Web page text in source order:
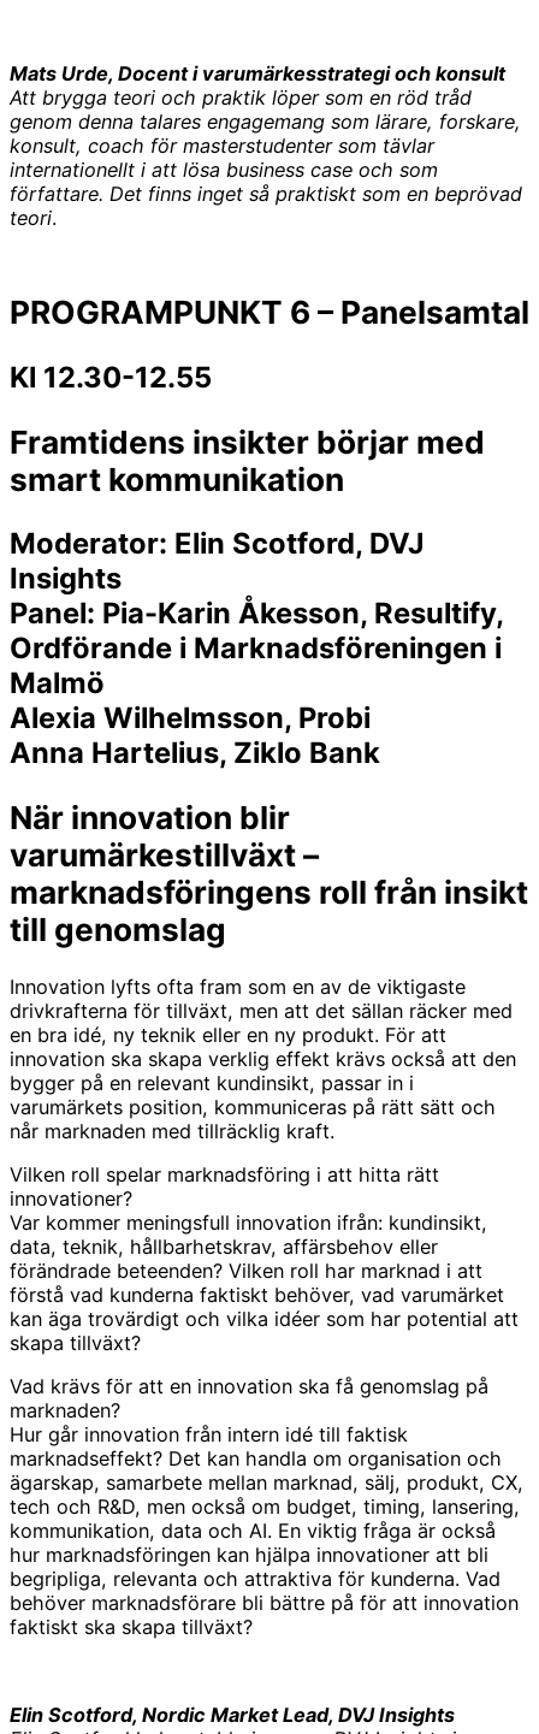
Mats Urde, Docent i varumärkesstrategi och konsult
Att brygga teori och praktik löper som en röd tråd
genom denna talares engagemang som lärare, forskare,
konsult, coach för masterstudenter som tävlar
internationellt i att lösa business case och som
författare. Det finns inget så praktiskt som en beprövad
teori.
PROGRAMPUNKT 6 – Panelsamtal
Kl 12.30-12.55
Framtidens insikter börjar med
smart kommunikation
Moderator: Elin Scotford, DVJ
Insights
Panel: Pia-Karin Åkesson, Resultify,
Ordförande i Marknadsföreningen i
Malmö
Alexia Wilhelmsson, Probi
Anna Hartelius, Ziklo Bank
När innovation blir
varumärkestillväxt –
marknadsföringens roll från insikt
till genomslag
Innovation lyfts ofta fram som en av de viktigaste
drivkrafterna för tillväxt, men att det sällan räcker med
en bra idé, ny teknik eller en ny produkt. För att
innovation ska skapa verklig effekt krävs också att den
bygger på en relevant kundinsikt, passar in i
varumärkets position, kommuniceras på rätt sätt och
når marknaden med tillräcklig kraft.
Vilken roll spelar marknadsföring i att hitta rätt
innovationer?
Var kommer meningsfull innovation ifrån: kundinsikt,
data, teknik, hållbarhetskrav, affärsbehov eller
förändrade beteenden? Vilken roll har marknad i att
förstå vad kunderna faktiskt behöver, vad varumärket
kan äga trovärdigt och vilka idéer som har potential att
skapa tillväxt?
Vad krävs för att en innovation ska få genomslag på
marknaden?
Hur går innovation från intern idé till faktisk
marknadseffekt? Det kan handla om organisation och
ägarskap, samarbete mellan marknad, sälj, produkt, CX,
tech och R&D, men också om budget, timing, lansering,
kommunikation, data och AI. En viktig fråga är också
hur marknadsföringen kan hjälpa innovationer att bli
begripliga, relevanta och attraktiva för kunderna. Vad
behöver marknadsförare bli bättre på för att innovation
faktiskt ska skapa tillväxt?
Elin Scotford, Nordic Market Lead, DVJInsights